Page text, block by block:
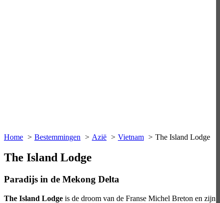
Home Bestemmingen Azië Vietnam The Island Lodge
The Island Lodge
Paradijs in de Mekong Delta
The Island Lodge is de droom van de Franse Michel Breton en zijn